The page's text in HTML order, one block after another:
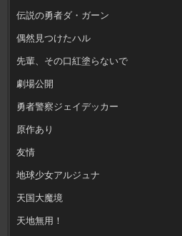
伝説の勇者ダ・ガーン
偶然見つけたハル
先輩、その口紅塗らないで
劇場公開
勇者警察ジェイデッカー
原作あり
友情
地球少女アルジュナ
天国大魔境
天地無用！